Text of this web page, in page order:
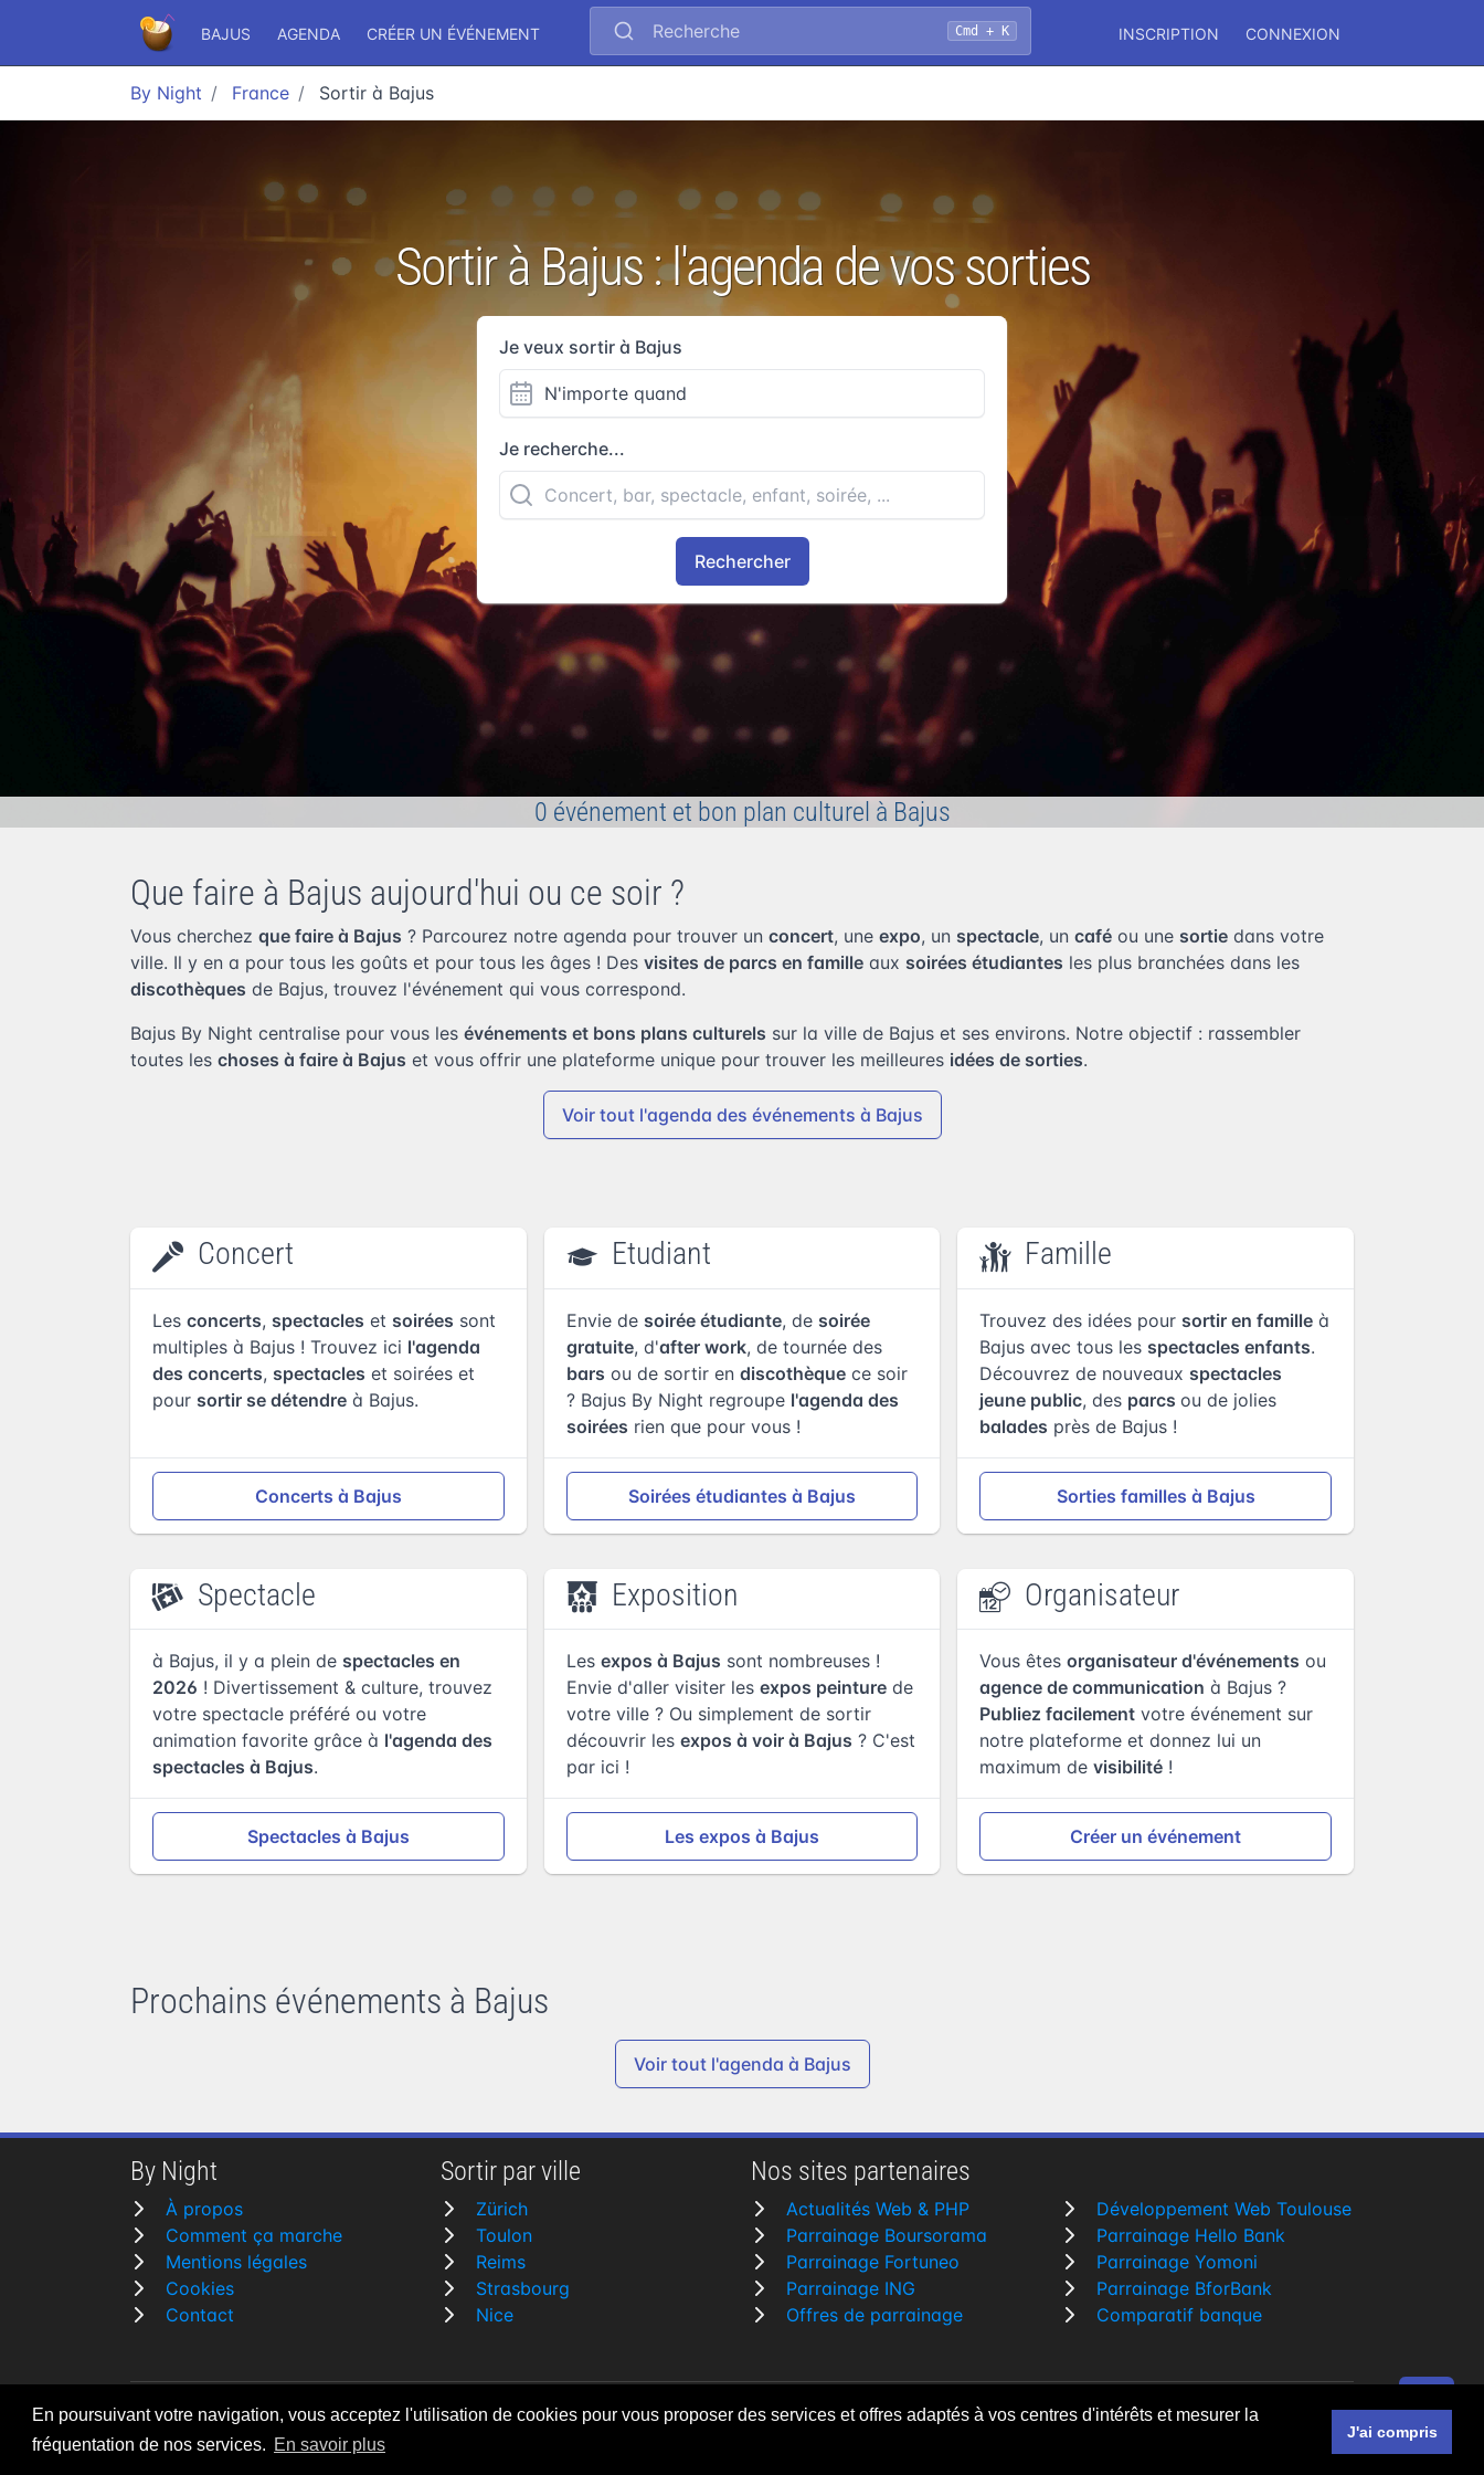
En poursuivant votre navigation, vous acceptez l'utilisation de cookies pour vous proposer des services et offres adaptés à vos centres d'intérêts et mesurer la
fréquentation de nos services. En savoir plus
J'ai compris
BAJUS AGENDA CRÉER UN ÉVÉNEMENT Recherche Cmd + K INSCRIPTION CONNEXION
By Night France Sortir à Bajus
Sortir à Bajus : l'agenda de vos sorties
Je veux sortir à Bajus
Je recherche...
Rechercher
0 événement et bon plan culturel à Bajus
Que faire à Bajus aujourd'hui ou ce soir ?
Vous cherchez que faire à Bajus ? Parcourez notre agenda pour trouver un concert, une expo, un spectacle, un café ou une sortie dans votre
ville. Il y en a pour tous les goûts et pour tous les âges ! Des visites de parcs en famille aux soirées étudiantes les plus branchées dans les
discothèques de Bajus, trouvez l'événement qui vous correspond.
Bajus By Night centralise pour vous les événements et bons plans culturels sur la ville de Bajus et ses environs. Notre objectif : rassembler
toutes les choses à faire à Bajus et vous offrir une plateforme unique pour trouver les meilleures idées de sorties.
Voir tout l'agenda des événements à Bajus
Concert
Les concerts, spectacles et soirées sont
multiples à Bajus ! Trouvez ici l'agenda
des concerts, spectacles et soirées et
pour sortir se détendre à Bajus.
Concerts à Bajus
Etudiant
Envie de soirée étudiante, de soirée
gratuite, d'after work, de tournée des
bars ou de sortir en discothèquece soir
? Bajus By Night regroupe l'agenda des
soirées rien que pour vous !
Soirées étudiantes à Bajus
Famille
Trouvez des idées pour sortir en famille à
Bajus avec tous les spectacles enfants.
Découvrez de nouveaux spectacles
jeune public, des parcsou de jolies
balades près de Bajus !
Sorties familles à Bajus
Spectacle
à Bajus, il y a plein de spectacles en
2026 ! Divertissement & culture, trouvez
votre spectacle préféré ou votre
animation favorite grâce à l'agenda des
spectacles à Bajus.
Spectacles à Bajus
Exposition
Les expos à Bajus sont nombreuses !
Envie d'aller visiter les expos peinturede
votre ville ? Ou simplement de sortir
découvrir les expos à voir à Bajus ? C'est
par ici !
Les expos à Bajus
Organisateur
Vous êtesorganisateur d'événements ou
agence de communication à Bajus ?
Publiez facilement votre événement sur
notre plateforme et donnez lui un
maximum devisibilité !
Créer un événement
Prochains événements à Bajus
Voir tout l'agenda à Bajus
By Night
À propos
Comment ça marche
Mentions légales
Cookies
Contact
Sortir par ville
Zürich
Toulon
Reims
Strasbourg
Nice
Nos sites partenaires
Actualités Web & PHP
Parrainage Boursorama
Parrainage Fortuneo
Parrainage ING
Offres de parrainage
Développement Web Toulouse
Parrainage Hello Bank
Parrainage Yomoni
Parrainage BforBank
Comparatif banque
By Night v5.7.3 | © 2026 - Tous droits réservés Fait avec développeur Web Freelance à Toulouse